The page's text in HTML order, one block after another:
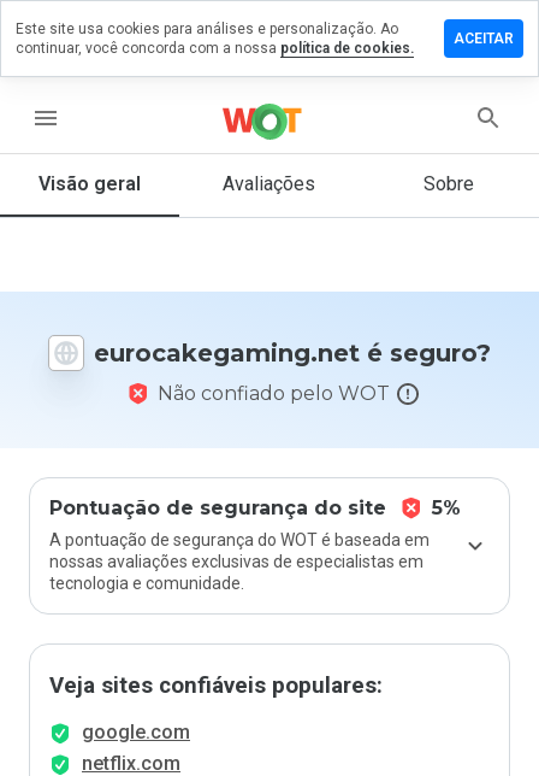
menu
Visão geral Avaliações Sobre
eurocakegaming.net é seguro?
Não confiado pelo WOT
Pontuação de segurança do site 5%
A pontuação de segurança do WOT é baseada em
nossas avaliações exclusivas de especialistas em
tecnologia e comunidade.
Veja sites confiáveis populares:
google.com
netflix.com
em
De 1
nota
daria
este
Este site usa cookies para análises e personalização. Ao
continuar, você concorda com a nossa política de cookies.
ACEITAR